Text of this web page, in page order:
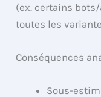
(ex. certains
toutes les
Conséquences
Sous-